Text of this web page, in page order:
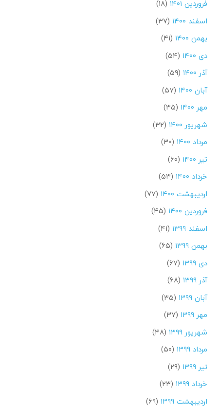
فروردین ۱۴۰۱
(۱۸)
اسفند ۱۴۰۰
(۳۷)
بهمن ۱۴۰۰
(۴۱)
دی ۱۴۰۰
(۵۴)
آذر ۱۴۰۰
(۵۹)
آبان ۱۴۰۰
(۵۷)
مهر ۱۴۰۰
(۳۵)
شهریور ۱۴۰۰
(۳۲)
مرداد ۱۴۰۰
(۳۰)
تیر ۱۴۰۰
(۶۰)
خرداد ۱۴۰۰
(۵۳)
اردیبهشت ۱۴۰۰
(۷۷)
فروردین ۱۴۰۰
(۴۵)
اسفند ۱۳۹۹
(۴۱)
بهمن ۱۳۹۹
(۶۵)
دی ۱۳۹۹
(۶۷)
آذر ۱۳۹۹
(۶۸)
آبان ۱۳۹۹
(۳۵)
مهر ۱۳۹۹
(۳۷)
شهریور ۱۳۹۹
(۴۸)
مرداد ۱۳۹۹
(۵۰)
تیر ۱۳۹۹
(۲۹)
خرداد ۱۳۹۹
(۲۳)
اردیبهشت ۱۳۹۹
(۶۹)